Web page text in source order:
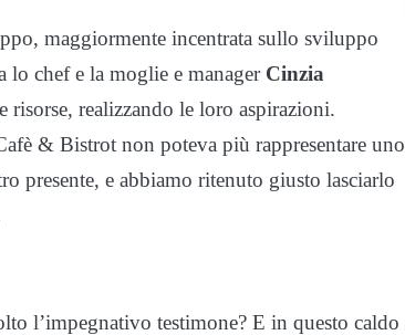
maggiormente incentrata sullo sviluppo
lo chef e la moglie e manager Cinzia
risorse, realizzando le loro aspirazioni.
& Bistrot non poteva più rappresentare uno
presente, e abbiamo ritenuto giusto lasciarlo
l’impegnativo testimone? E in questo caldo